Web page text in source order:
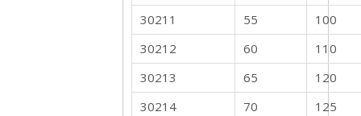
30211 55
100
30212
60
110
30213
65
120
30214
70
125